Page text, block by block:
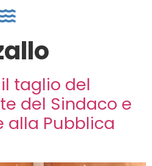
taglio del
del Sindaco e
alla Pubblica